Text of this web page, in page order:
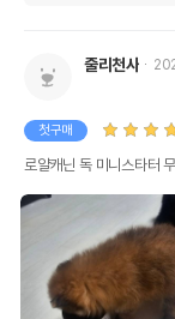
줄리천사
첫구매
로얄캐닌 독 미니스타터